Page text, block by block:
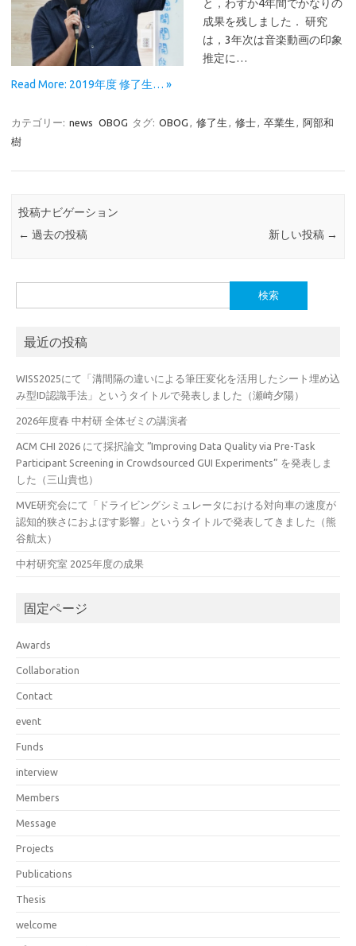
と，わずか4年間でかなりの
成果を残しました． 研究
は，3年次は音楽動画の印象
推定に…
Read More: 2019年度 修了生… »
カテゴリー: news OBOG タグ: OBOG 修了生 修士 卒業生
阿部和
樹
投稿ナビゲーション
← 過去の投稿 新しい投稿 →
索:
最近の投稿
WISS2025にて「溝間隔の違いによる筆圧変化を活用したシート埋め込
み型ID認識手法」というタイトルで発表しました（瀬崎夕陽）
2026年度春 中村研 全体ゼミの講演者
ACM CHI 2026 にて採択論文 “Improving Data Quality via Pre-Task
Participant Screening in Crowdsourced GUI Experiments” を発表しま
した（三山貴也）
MVE研究会にて「ドライビングシミュレータにおける対向車の速度が
認知的狭さにおよぼす影響」というタイトルで発表してきました（熊
谷航太）
中村研究室 2025年度の成果
固定ページ
Awards
Collaboration
Contact
event
Funds
interview
Members
Message
Projects
Publications
Thesis
welcome